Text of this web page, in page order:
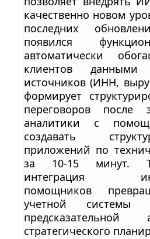
качественно новом
последних
появился
автоматически
клиентов
источников (ИНН,
формирует
переговоров после
аналитики с
создавать
приложений по
за 10-15 минут.
интеграция
помощников
учетной системы
стратегического